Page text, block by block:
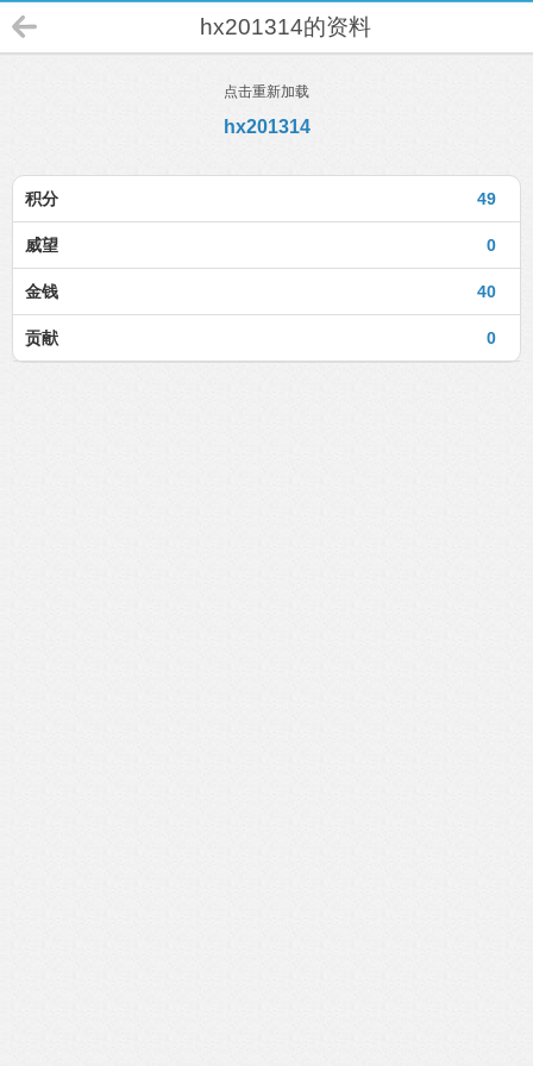
hx201314的资料
点击重新加载
hx201314
49
积分
0
威望
40
金钱
0
贡献